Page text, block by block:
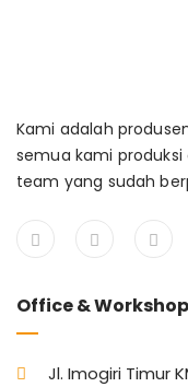
Kami adalah
semua kami
team yang sudah
Office & Workshop
Jl. Imogiri Timur